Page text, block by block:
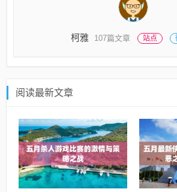
柯雅 107篇文章 站点
阅读最新文章